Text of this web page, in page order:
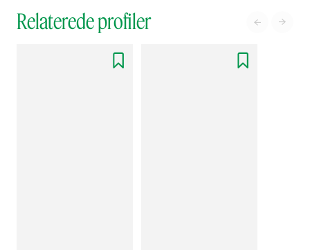
Relaterede profiler  
 